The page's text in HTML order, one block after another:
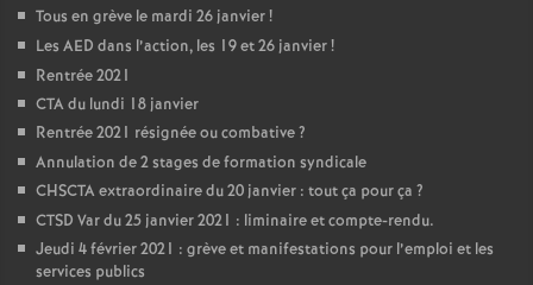
Tous en grève le mardi 26 janvier!
Les AED dans l’action, les 19 et 26 janvier!
Rentrée 2021
CTA du lundi 18 janvier
Rentrée 2021 résignée ou combative?
Annulation de 2 stages de formation syndicale
CHSCTA extraordinaire du 20 janvier : tout ça pour ça ?
CTSD Var du 25 janvier 2021 : liminaire et compte-rendu.
Jeudi 4 février 2021 : grève et manifestations pour l’emploi et les
services publics